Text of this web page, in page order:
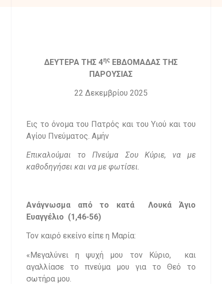
ΔΕΥΤΕΡΑ ΤΗΣ 4ης ΕΒΔΟΜΑΔΑΣ ΤΗΣ
ΠΑΡΟΥΣΙΑΣ
22 Δεκεμβρίου 2025
Εις το όνομα του Πατρός και του Υιού και του
Αγίου Πνεύματος. Αμήν
Επικαλούμαι το Πνεύμα Σου Κύριε, να με
καθοδηγήσει και να με φωτίσει.
Ανάγνωσμα από το κατά Λουκά Άγιο
Ευαγγέλιο (1,46-56)
Τον καιρό εκείνο είπε η Μαρία:
«Μεγαλύνει η ψυχή μου τον Κύριο, και
αγαλλίασε το πνεύμα μου για το Θεό το
σωτήρα μου.